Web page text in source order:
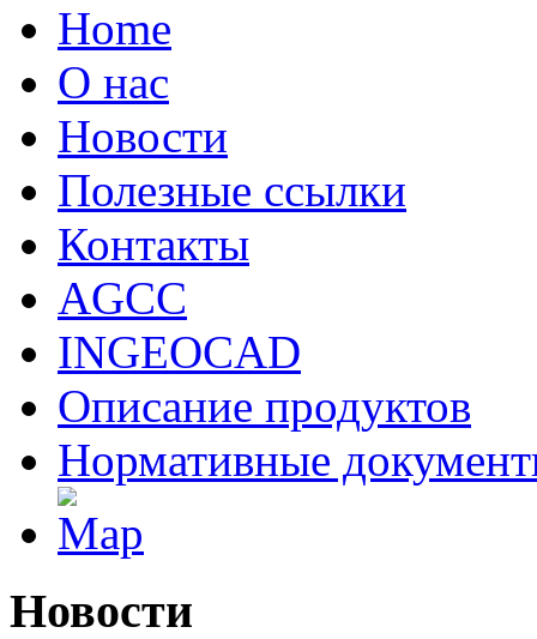
Home
О нас
Новости
Полезные ссылки
Контакты
AGCC
INGEOCAD
Описание продуктов
Нормативные
Новости